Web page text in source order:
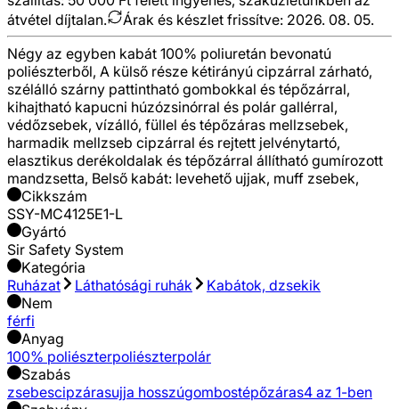
átvétel díjtalan.
Árak és készlet frissítve: 2026. 08. 05.
Négy az egyben kabát 100% poliuretán bevonatú
poliészterből, A külső része kétirányú cipzárral zárható,
szélálló szárny pattintható gombokkal és tépőzárral,
kihajtható kapucni húzózsinórral és polár gallérral,
védőzsebek, vízálló, füllel és tépőzáras mellzsebek,
harmadik mellzseb cipzárral és rejtett jelvénytartó,
elasztikus derékoldalak és tépőzárral állítható gumírozott
mandzsetta, Belső kabát: levehető ujjak, muff zsebek,
Cikkszám
SSY-MC4125E1-L
Gyártó
Sir Safety System
Kategória
Ruházat
Láthatósági ruhák
Kabátok, dzsekik
Nem
férfi
Anyag
100% poliészterpoliészterpolár
Szabás
zsebescipzárasujja hosszúgombostépőzáras4 az 1-ben